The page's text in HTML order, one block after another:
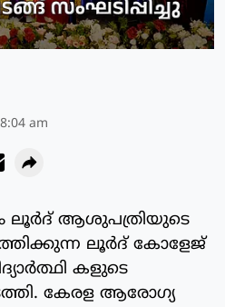
am
ലൂർദ് ആശുപത്രിയുടെ
ലൂർദ് കോളേജ്
കളുടെ
കേരള ആരോഗ്യ